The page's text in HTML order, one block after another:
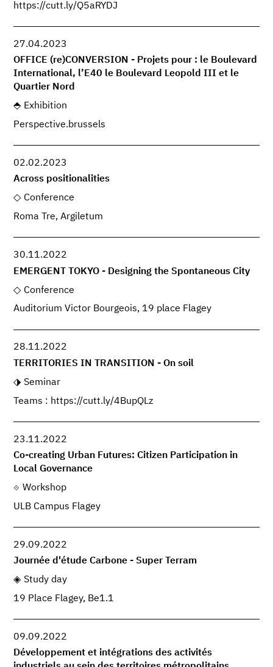
https://cutt.ly/Q5aRYDJ
27.04.2023
OFFICE (re)CONVERSION - Projets pour : le Boulevard
International, l’E40 le Boulevard Leopold III et le
Quartier Nord
Exhibition
Perspective.brussels
02.02.2023
Across positionalities
Conference
Roma Tre, Argiletum
30.11.2022
EMERGENT TOKYO - Designing the Spontaneous City
Conference
Auditorium Victor Bourgeois, 19 place Flagey
28.11.2022
TERRITORIES IN TRANSITION - On soil
Seminar
Teams : https://cutt.ly/4BupQLz
23.11.2022
Co-creating Urban Futures: Citizen Participation in
Local Governance
Workshop
ULB Campus Flagey
29.09.2022
Journée d'étude Carbone - Super Terram
Study day
19 Place Flagey, Be1.1
09.09.2022
Développement et intégrations des activités